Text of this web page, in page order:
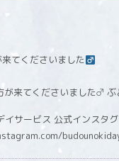
てくださいました‍
イサービス 公式インスタグ